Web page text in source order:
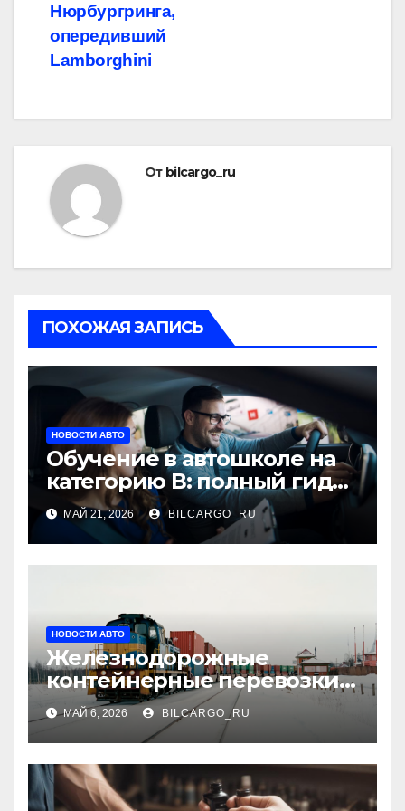
Нюрбургринга,
опередивший
Lamborghini
От bilcargo_ru
ПОХОЖАЯ ЗАПИСЬ
НОВОСТИ АВТО
Обучение в автошколе на
категорию В: полный гид
для будущих водителей
МАЙ 21, 2026 BILCARGO_RU
НОВОСТИ АВТО
Железнодорожные
контейнерные перевозки
из Китая в Россию:
маршруты, сроки и
требования
МАЙ 6, 2026 BILCARGO_RU